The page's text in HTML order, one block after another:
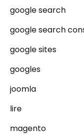
google search
google search
google sites
googles
joomla
lire
magento